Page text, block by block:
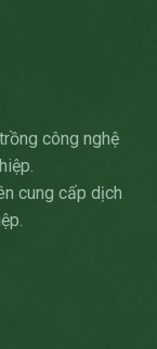
công nghệ
cung cấp dịch